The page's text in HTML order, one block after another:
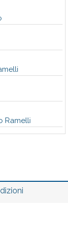
Ramelli